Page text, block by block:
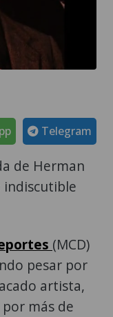
Telegram
de Herman
indiscutible
(MCD)
pesar por
artista,
más de